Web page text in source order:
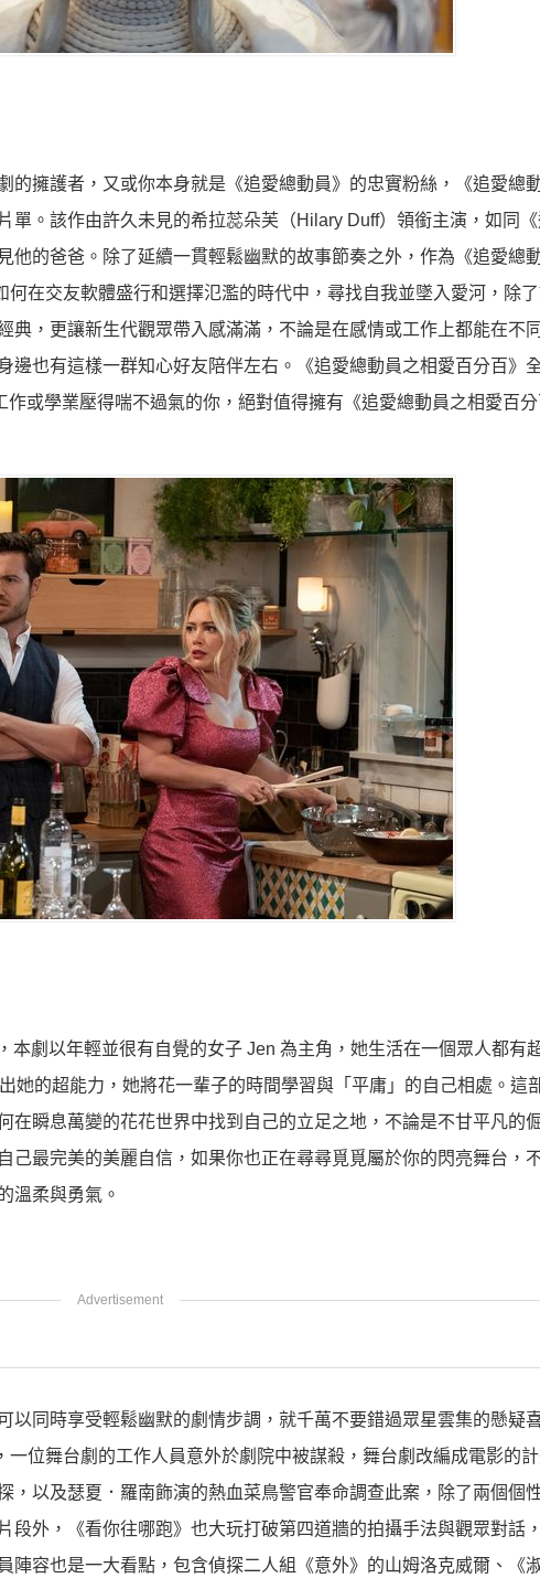
的擁護者，又或你本身就是《追愛總動員》的忠實粉絲，《追愛總
單。該作由許久未見的希拉蕊朵芙（Hilary Duff）領銜主演，如同
他的爸爸。除了延續一貫輕鬆幽默的故事節奏之外，作為《追愛總
在交友軟體盛行和選擇氾濫的時代中，尋找自我並墜入愛河，除
典，更讓新生代觀眾帶入感滿滿，不論是在感情或工作上都能在不
邊也有這樣一群知心好友陪伴左右。《追愛總動員之相愛百分百》
或學業壓得喘不過氣的你，絕對值得擁有《追愛總動員之相愛百
本劇以年輕並很有自覺的女子 Jen 為主角，她生活在一個眾人都有
她的超能力，她將花一輩子的時間學習與「平庸」的自己相處。這
在瞬息萬變的花花世界中找到自己的立足之地，不論是不甘平凡的
己最完美的美麗自信，如果你也正在尋尋覓覓屬於你的閃亮舞台，
溫柔與勇氣。
以同時享受輕鬆幽默的劇情步調，就千萬不要錯過眾星雲集的懸疑
位舞台劇的工作人員意外於劇院中被謀殺，舞台劇改編成電影的
，以及瑟夏．羅南飾演的熱血菜鳥警官奉命調查此案，除了兩個個
段外，《看你往哪跑》也大玩打破第四道牆的拍攝手法與觀眾對話
陣容也是一大看點，包含偵探二人組《意外》的山姆洛克威爾、《